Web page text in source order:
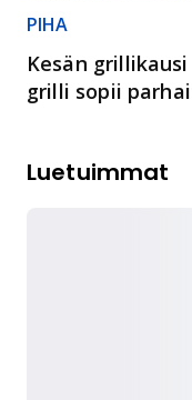
PIHA
Kesän
grilli sopii
Luetuimmat